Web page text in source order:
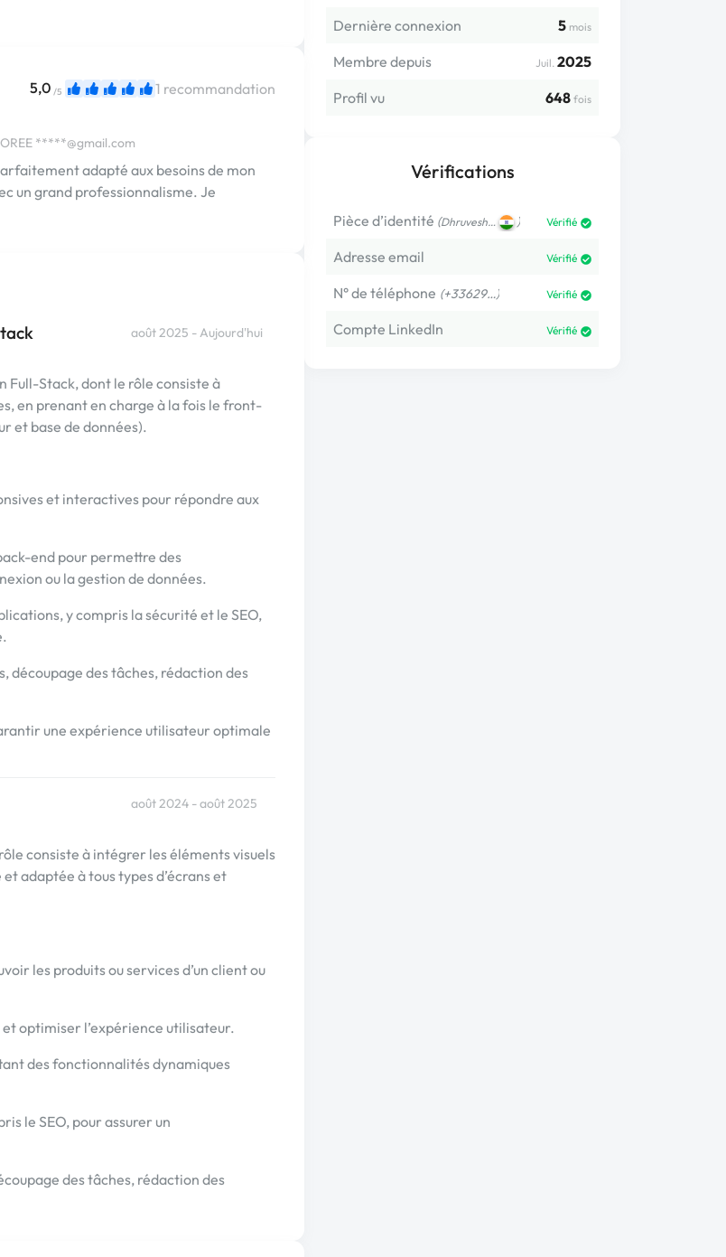
Dernière connexion 5 mois
Membre depuis Juil. 2025
Profil vu
648 fois
Vérifications
Pièce d’identité (Dhruvesh… ) Vérifié
Adresse email Vérifié
N° de téléphone (+33629…) Vérifié
Compte LinkedIn Vérifié
5,0 /5 1 recommandation
*****@gmail.com
adapté aux besoins de mon
un grand professionnalisme. Je
août 2025 - Aujourd'hui
Full-Stack, dont le rôle consiste à
en prenant en charge à la fois le front-
et base de données).
et interactives pour répondre aux
end pour permettre des
ou la gestion de données.
y compris la sécurité et le SEO,
découpage des tâches, rédaction des
une expérience utilisateur optimale
août 2024 - août 2025
consiste à intégrer les éléments visuels
adaptée à tous types d’écrans et
les produits ou services d’un client ou
optimiser l’expérience utilisateur.
des fonctionnalités dynamiques
le SEO, pour assurer un
des tâches, rédaction des